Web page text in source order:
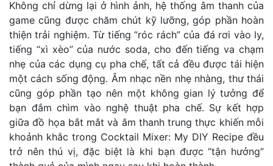
Không chỉ dừng lại ở hình ảnh, hệ thống âm thanh của
game cũng được chăm chút kỹ lưỡng, góp phần hoàn
thiện trải nghiệm. Từ tiếng “róc rách” của đá rơi vào ly,
tiếng “xì xèo” của nước soda, cho đến tiếng va chạm
nhẹ của các dụng cụ pha chế, tất cả đều được tái hiện
một cách sống động. Âm nhạc nền nhẹ nhàng, thư thái
cũng góp phần tạo nên một không gian lý tưởng để
bạn đắm chìm vào nghệ thuật pha chế. Sự kết hợp
giữa đồ họa bắt mắt và âm thanh trung thực khiến mỗi
khoảnh khắc trong Cocktail Mixer: My DIY Recipe đều
trở nên thú vị, đặc biệt là khi bạn được “tận hưởng”